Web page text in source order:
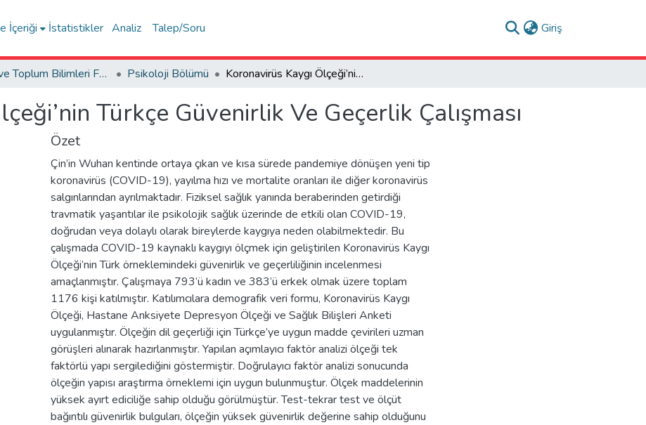
İçeriği İstatistikler Analiz Talep/Soru Giriş
İnsan ve Toplum Bilimleri Fakültesi / Faculty of Humanities and Social Sciences Psikoloji Bölümü Koronavirüs Kaygı Ölçeği’nin Türkçe Güvenirlik Ve Geçerlik Çalışması
Türkçe Güvenirlik Ve Geçerlik Çalışması
Özet
Çin’in Wuhan kentinde ortaya çıkan ve kısa sürede pandemiye dönüşen yeni tip
koronavirüs (COVID-19), yayılma hızı ve mortalite oranları ile diğer koronavirüs
salgınlarından ayrılmaktadır. Fiziksel sağlık yanında beraberinden getirdiği
travmatik yaşantılar ile psikolojik sağlık üzerinde de etkili olan COVID-19,
doğrudan veya dolaylı olarak bireylerde kaygıya neden olabilmektedir. Bu
çalışmada COVID-19 kaynaklı kaygıyı ölçmek için geliştirilen Koronavirüs Kaygı
Ölçeği’nin Türk örneklemindeki güvenirlik ve geçerliliğinin incelenmesi
amaçlanmıştır. Çalışmaya 793’ü kadın ve 383’ü erkek olmak üzere toplam
1176 kişi katılmıştır. Katılımcılara demografik veri formu, Koronavirüs Kaygı
Ölçeği, Hastane Anksiyete Depresyon Ölçeği ve Sağlık Bilişleri Anketi
uygulanmıştır. Ölçeğin dil geçerliği için Türkçe’ye uygun madde çevirileri uzman
görüşleri alınarak hazırlanmıştır. Yapılan açımlayıcı faktör analizi ölçeği tek
faktörlü yapı sergilediğini göstermiştir. Doğrulayıcı faktör analizi sonucunda
ölçeğin yapısı araştırma örneklemi için uygun bulunmuştur. Ölçek maddelerinin
yüksek ayırt ediciliğe sahip olduğu görülmüştür. Test-tekrar test ve ölçüt
bağıntılı güvenirlik bulguları, ölçeğin yüksek güvenirlik değerine sahip olduğunu